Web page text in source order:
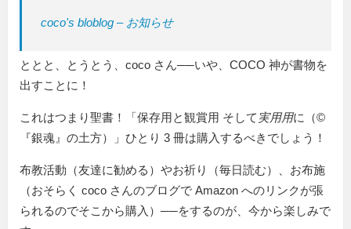
coco's bloblog – お知らせ
ととと、とうとう、coco さん──いや、COCO 神が書物を
出すことに！
これはつまり聖書！「保存用と観賞用 そして 実用用に（©
『銀魂』の土方）」ひとり 3 冊は購入するべきでしょう！
布教活動（友達に勧める）やお祈り（毎日読む）、お布施
（おそらく coco さんのブログで Amazon へのリンクが張
られるのでそこから購入）──をするのが、今から楽しみで